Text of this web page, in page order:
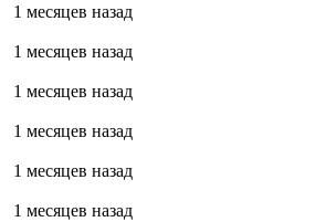
1 месяцев назад
1 месяцев назад
1 месяцев назад
1 месяцев назад
1 месяцев назад
1 месяцев назад